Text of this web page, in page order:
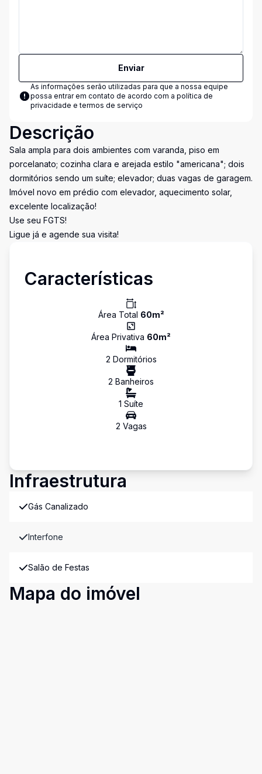
Enviar
As informações serão utilizadas para que a nossa equipe
possa entrar em contato de acordo com a política de
privacidade e termos de serviço
Descrição
Sala ampla para dois ambientes com varanda, piso em
porcelanato; cozinha clara e arejada estilo "americana"; dois
dormitórios sendo um suíte; elevador; duas vagas de garagem.
Imóvel novo em prédio com elevador, aquecimento solar,
excelente localização!
Use seu FGTS!
Ligue já e agende sua visita!
Características
Área Total 60m²
Área Privativa 60m²
2 Dormitórios
2 Banheiros
1 Suíte
2 Vagas
Infraestrutura
Gás Canalizado
Interfone
Salão de Festas
Mapa do imóvel